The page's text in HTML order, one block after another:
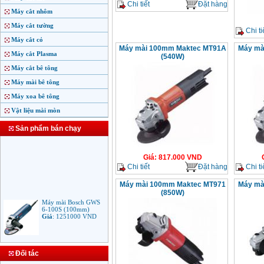
Máy cắt nhôm
Máy cắt tường
Máy cắt cỏ
Máy cắt Plasma
Máy cắt bê tông
Máy mài bê tông
Máy xoa bê tông
Vật liệu mài mòn
Sản phẩm bán chạy
Máy mài Bosch GWS
6-100S (100mm)
Giá:1251000VND
Đối tác
Chi tiết
Đặt hàng
Chi
Máy mài 100mm Maktec MT91A
(540W)
Giá: 817.000VND
Chi tiết
Đặt hàng
Máy
Chi
Máy mài 100mm Maktec MT971
(850W)
Máy